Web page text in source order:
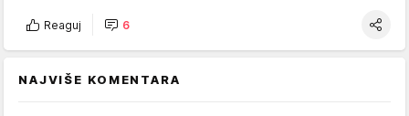
Reaguj 6
NAJVIŠE KOMENTARA